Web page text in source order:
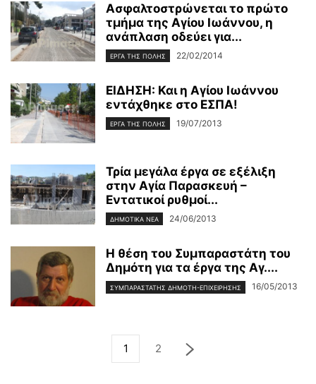
Ασφαλτοστρώνεται το πρώτο
τμήμα της Αγίου Ιωάννου, η
ανάπλαση οδεύει για...
ΕΡΓΑ ΤΗΣ ΠΟΛΗΣ 22/02/2014
ΕΙΔΗΣΗ: Και η Αγίου Ιωάννου
εντάχθηκε στο ΕΣΠΑ!
ΕΡΓΑ ΤΗΣ ΠΟΛΗΣ 19/07/2013
Τρία μεγάλα έργα σε εξέλιξη
στην Αγία Παρασκευή –
Εντατικοί ρυθμοί...
ΔΗΜΟΤΙΚΑ ΝΕΑ 24/06/2013
Η θέση του Συμπαραστάτη του
Δημότη για τα έργα της Αγ....
ΣΥΜΠΑΡΑΣΤΑΤΗΣ ΔΗΜΟΤΗ-ΕΠΙΧΕΙΡΗΣΗΣ 16/05/2013
1 2